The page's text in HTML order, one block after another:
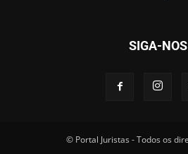
SIGA-NOS
© Portal Juristas - Todos os